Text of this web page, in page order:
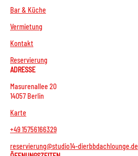
Bar & Küche
Vermietung
Kontakt
Reservierung
ADRESSE
Masurenallee 20
14057 Berlin
Karte
+49 15756166329
reservierung@studio14-dierbbdachlounge.de